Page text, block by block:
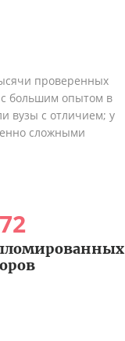
проверенных
большим опытом в
вузы с отличием; у
сложными